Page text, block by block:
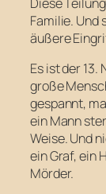
Familie. Und
äußere
Es ist der 13.
große
gespannt,
ein Mann
Weise. Und
ein Graf, ein
Mörder.